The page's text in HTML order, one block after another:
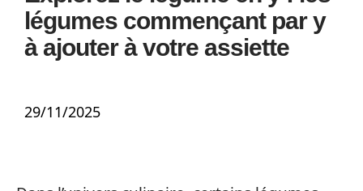
légumes commençant par y
à ajouter à votre assiette
29/11/2025